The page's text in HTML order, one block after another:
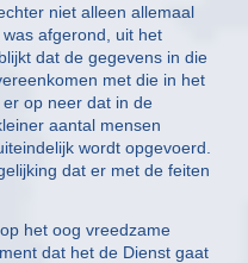
niet alleen allemaal
afgerond, uit het
dat de gegevens in die
met die in het
op neer dat in de
aantal mensen
wordt opgevoerd.
dat er met de feiten
het oog vreedzame
dat het de Dienst gaat